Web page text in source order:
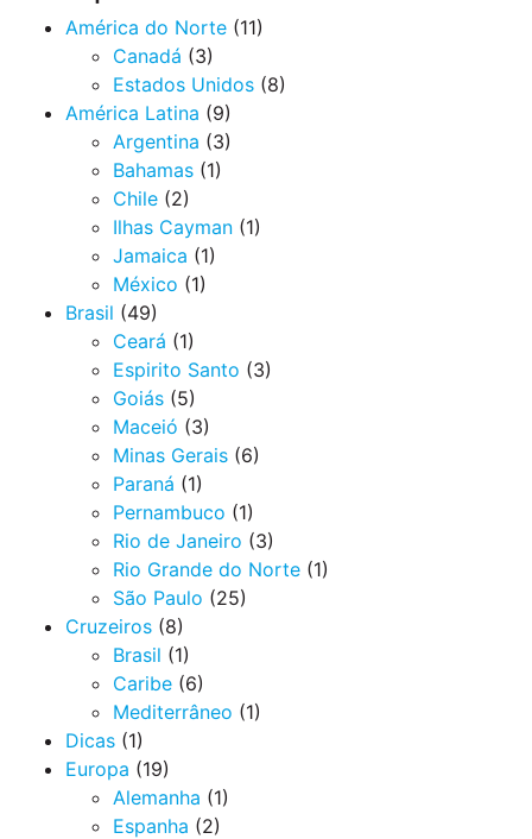
América do Norte (11)
Canadá (3)
Estados Unidos (8)
América Latina (9)
Argentina (3)
Bahamas (1)
Chile (2)
Ilhas Cayman (1)
Jamaica (1)
México (1)
Brasil (49)
Ceará (1)
Espirito Santo (3)
Goiás (5)
Maceió (3)
Minas Gerais (6)
Paraná (1)
Pernambuco (1)
Rio de Janeiro (3)
Rio Grande do Norte (1)
São Paulo (25)
Cruzeiros (8)
Brasil (1)
Caribe (6)
Mediterrâneo (1)
Dicas (1)
Europa (19)
Alemanha (1)
Espanha (2)